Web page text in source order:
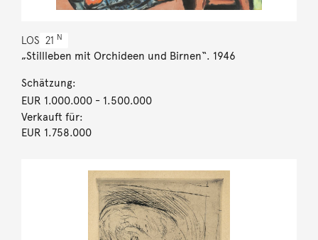
LOS 21 N
„Stillleben mit Orchideen und Birnen“. 1946
Schätzung:
EUR 1.000.000- 1.500.000
Verkauft für:
EUR 1.758.000